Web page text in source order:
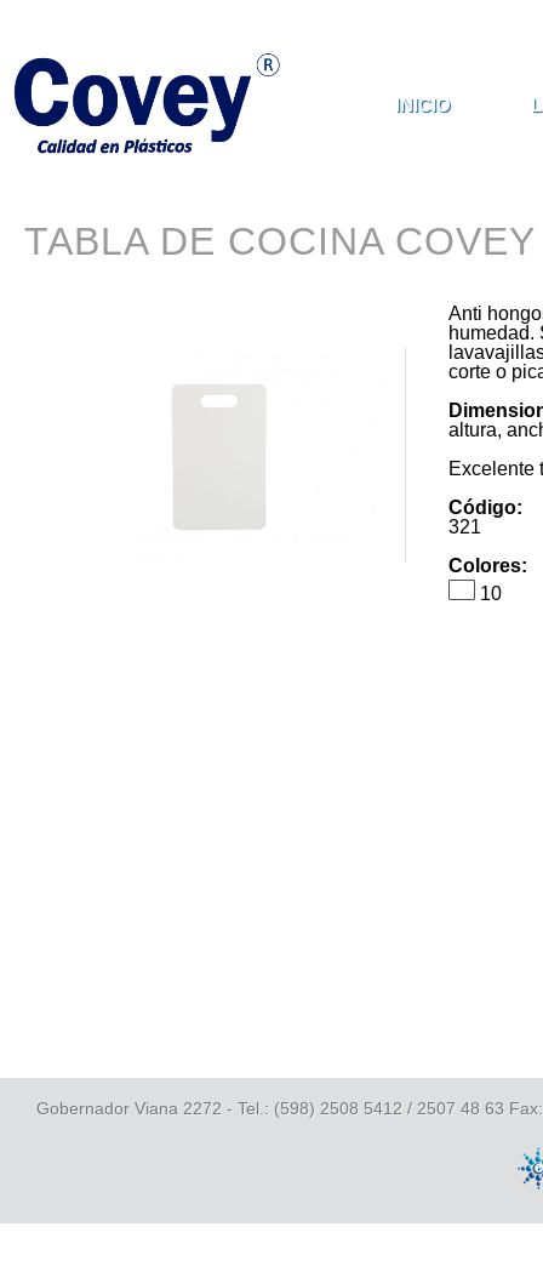
INICIO
TABLA DE COCINA
Anti
humedad.
corte o
altura,
Excelente
Código:
321
Colores:
10
Gobernador Viana 2272 - Tel.: (598) 2508 5412 / 2507 48 63